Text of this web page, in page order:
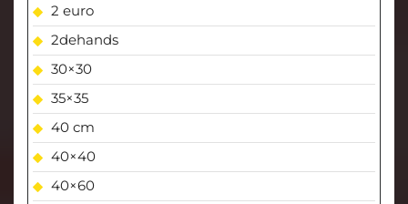
2 euro
2dehands
30×30
35×35
40 cm
40×40
40×60